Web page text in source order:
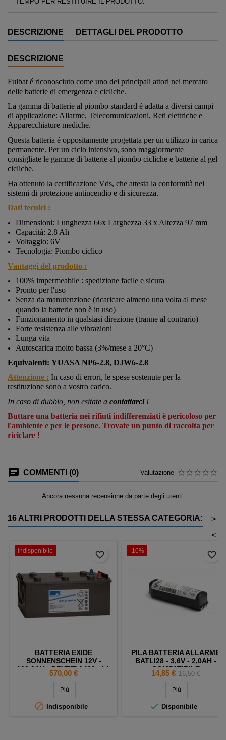
DESCRIZIONE DETTAGLI DEL PRODOTTO
DESCRIZIONE
Fulbat é riconosciuto come uno dei principali attori nei mercato
delle batterie di emergenza e cicliche.
La gamma di batterie al piombo standard é adatta a diversi campi
di applicazione: Allarme, Telecomunicazioni, Reti elettriche e
Apparecchiature mediche.
Questa batteria é oppositamente progettata per un utilizzo in carica
permanente. Per un ciclo intensivo, sono maggiormente
consigliate le gamme di batterie al piombo cicliche e batterie al gel
cicliche.
Ha ottenuto la certificazione Vds, che attesta la conformità nei
sistemi di protezione antincendio e di sicurezza.
Dati tecnici :
Dimensioni: Lunghezza 66x Larghezza 33 x Altezza 97 mm
Capacità: 2.8 Ah
Voltaggio: 6V
Tecnologia: Piombo ciclico
Vantaggi del prodotto :
100% impermeabile : spedizione facile e sicura
Pronto per l'uso
Senza da manutenzione (ricaricare almeno una volta al mese
quando la batterie non è in uso)
Funzionamento in qualsiasi direzione (tranne al contrario)
Forte resistenza alle vibrazioni
Lunga vita
Autoscarica molto bassa (3%/mese a 20°C)
Equivalenti: YUASA NP6-2.8, DJW6-2.8
Attenzione : In caso di errori, le spese sostenute per la
restituzione sono a vostro carico.
In caso di dubbio, non esitate a contattarci !
Buttare una batteria nei rifiuti indifferenziati è pericoloso per
l'ambiente e per le persone. Trovate un punto di raccolta per
riciclare !
COMMENTI (0) Valutazione
Ancora nessuna recensione da parte degli utenti.
16 ALTRI PRODOTTI DELLA STESSA CATEGORIA:
>
<
Indisponibile
BATTERIA EXIDE
SONNENSCHEIN 12V -
100,0AH - DRYFIT A400 - LL
- B AUTO
Prezzo
570,00 €
Più
 Indisponibile
favorite_border -10%
PILA BATTERIA ALLARME
BATLI28 - 3,6V - 2,0AH -
COMPATIBILE
DAITEM/LOGISTY
Prezzo
14,85 € Prezzo
base
16,50 €
Più
 Disponibile
favorite_border